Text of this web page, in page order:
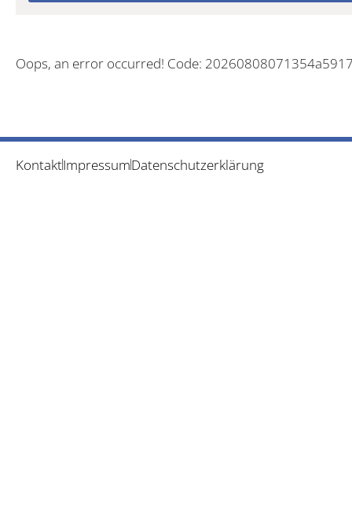
Oops, an error occurred! Code:
KontaktImpressumDatenschutzerklärung